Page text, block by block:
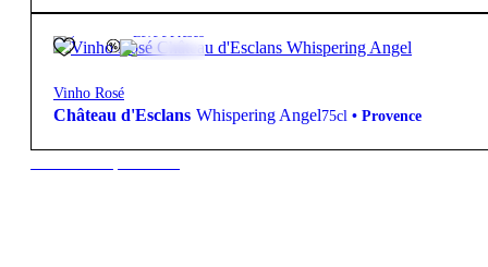
Leve e Fresco
Vinho Rosé
Château d'Esclans Whispering Angel75cl • Provence